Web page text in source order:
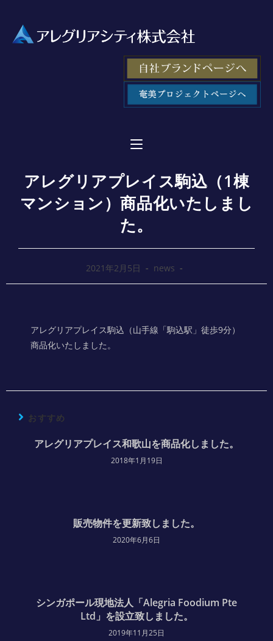
アレグリアプレイス駒込（1棟
マンション）商品化いたしまし
た。
2021年2月5日 news
アレグリアプレイス駒込（山手線「駒込駅」徒歩9分）
商品化いたしました。
おすすめ
アレグリアプレイス和歌山を商品化しました。
2018年1月19日
販売物件を更新致しました。
2020年6月6日
シンガポール現地法人「Alegria Foodium Pte
Ltd」を設立致しました。
2019年11月25日